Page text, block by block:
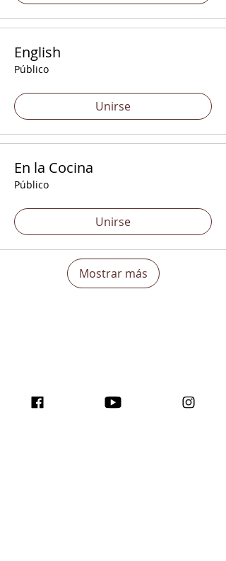
English
Público
Unirse
En la Cocina
Público
Unirse
Mostrar más